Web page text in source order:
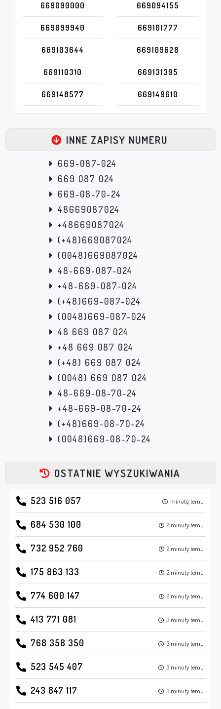
669090000 669094155
669099940 669101777
669103644 669109628
669110310 669131395
669148577 669149610
INNE ZAPISY NUMERU
669-087-024
669 087 024
669-08-70-24
48669087024
+48669087024
(+48)669087024
(0048)669087024
48-669-087-024
+48-669-087-024
(+48)669-087-024
(0048)669-087-024
48 669 087 024
+48 669 087 024
(+48) 669 087 024
(0048) 669 087 024
48-669-08-70-24
+48-669-08-70-24
(+48)669-08-70-24
(0048)669-08-70-24
OSTATNIE WYSZUKIWANIA
523 516 057 minutę temu
684 530 100 2 minuty temu
732 952 760 2 minuty temu
175 863 133 2 minuty temu
774 600 147 2 minuty temu
413 771 081 3 minuty temu
768 358 350 3 minuty temu
523 545 407 3 minuty temu
243 847 117 3 minuty temu